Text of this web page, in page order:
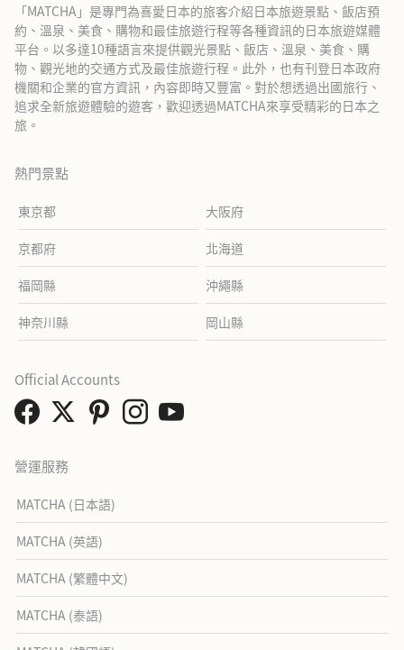
「MATCHA」是專門為喜愛日本的旅客介紹日本旅遊景點、飯店預
約、溫泉、美食、購物和最佳旅遊行程等各種資訊的日本旅遊媒體
平台。以多達10種語言來提供觀光景點、飯店、溫泉、美食、購
物、觀光地的交通方式及最佳旅遊行程。此外，也有刊登日本政府
機關和企業的官方資訊，內容即時又豐富。對於想透過出國旅行、
追求全新旅遊體驗的遊客，歡迎透過MATCHA來享受精彩的日本之
旅。
熱門景點
東京都 大阪府
京都府 北海道
福岡縣 沖繩縣
神奈川縣 岡山縣
營運服務
MATCHA (日本語)
MATCHA (英語)
MATCHA (繁體中文)
MATCHA (泰語)
Official Accounts